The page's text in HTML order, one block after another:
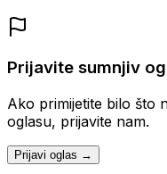
Prijavite sumnjiv
Ako primijetite bilo što
oglasu, prijavite nam.
Prijavi oglas →